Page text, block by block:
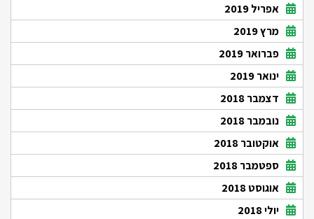
אפריל 2019
מרץ 2019
פברואר 2019
ינואר 2019
דצמבר 2018
נובמבר 2018
אוקטובר 2018
ספטמבר 2018
אוגוסט 2018
יולי 2018